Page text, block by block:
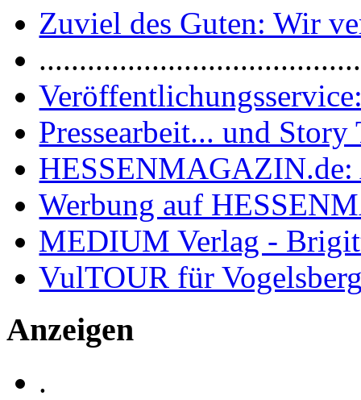
Zuviel des Guten: Wir
Pressearbeit... und
HESSENMAGAZIN.de:
Werbung auf
MEDIUM Verlag -
VulTOUR für
Anzeigen
.